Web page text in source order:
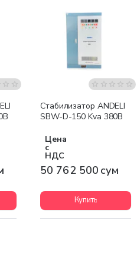
Бесплатная доставка
Стабилизатор ANDELI
SBW-D-150 Kva 380В
Цена
с
НДС
50 762 500 сум
Купить